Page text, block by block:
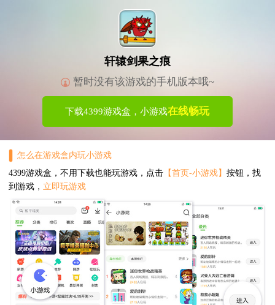
轩辕剑果之痕
暂时没有该游戏的手机版本哦~
下载4399游戏盒，小游戏在线畅玩
怎么在游戏盒内玩小游戏
4399游戏盒，不用下载也能玩游戏，点击【首页-小游戏】 按钮，找
到游戏， 立即玩游戏